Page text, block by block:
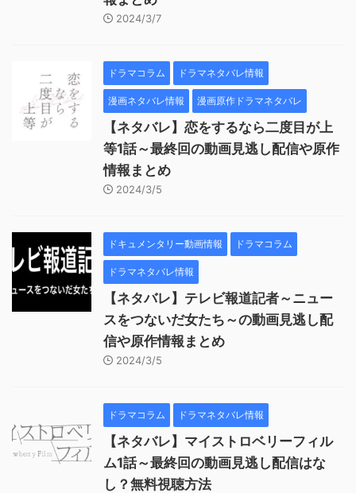
2024/3/7
ドラマコラム ドラマネタバレ情報
漫画ネタバレ情報 漫画原作ドラマネタバレ
【ネタバレ】恋をするなら二度目が上
等1話～最終回の動画見逃し配信や原作
情報まとめ
2024/3/5
ドキュメンタリー動画情報 ドラマコラム
ドラマネタバレ情報
【ネタバレ】テレビ報道記者～ニュー
スをつないだ女たち～の動画見逃し配
信や原作情報まとめ
2024/3/5
ドラマコラム ドラマネタバレ情報
【ネタバレ】マイストロベリーフィル
ム1話～最終回の動画見逃し配信はな
し？無料視聴方法